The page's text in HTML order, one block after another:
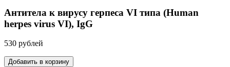
Антитела к вирусу герпеса VI типа (Human
herpes virus VI), IgG
530 рублей
Добавить в корзину